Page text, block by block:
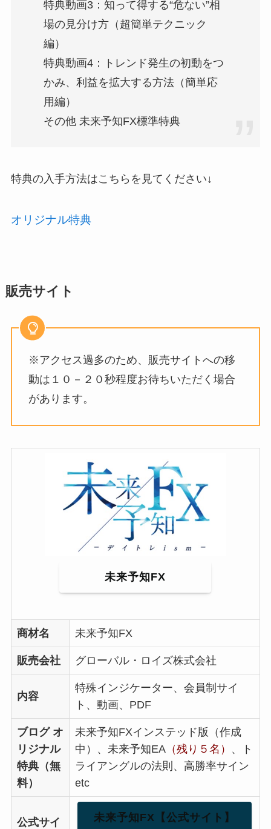
特典動画3：知って得する“危ない”相
場の見分け方（超簡単テクニック
編）
特典動画4：トレンド発生の初動をつ
かみ、利益を拡大する方法（簡単応
用編）
その他 未来予知FX標準特典
特典の入手方法はこちらを見てください↓
オリジナル特典
販売サイト
※アクセス過多のため、販売サイトへの移
動は１０－２０秒程度お待ちいただく場合
があります。
未来予知FX
商材名 未来予知FX
販売会社 グローバル・ロイズ株式会社
内容
特殊インジケーター、会員制サイ
ト、動画、PDF
ブログ オ
リジナル
特典（無
料）
未来予知FXインステッド版（作成
中）、未来予知EA（残り５名）
、ト
ライアングルの法則、高勝率サイン
etc
公式サイ
未来予知FX【公式サイト】